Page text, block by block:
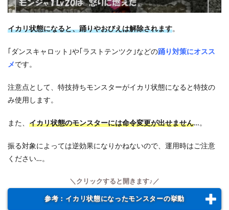
イカリ状態になると、踊りやおびえは解除されます。
｢ダンスキャロット｣や｢ラストテンツク｣などの踊り対策にオスス
メ です。
注意点として、特技持ちモンスターがイカリ状態になると特技の
み使用します。
また、 イカリ状態のモンスターには命令変更が出せません…。
振る対象によっては逆効果になりかねないので、運用時はご注意
ください…。
参考：イカリ状態になったモンスターの挙動